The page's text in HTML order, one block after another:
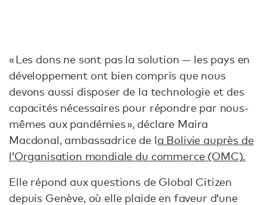
« Les dons ne sont pas la solution — les pays en
développement ont bien compris que nous
devons aussi disposer de la technologie et des
capacités nécessaires pour répondre par nous-
mêmes aux pandémies », déclare Maira
Macdonal, ambassadrice de la Bolivie auprès de
l’Organisation mondiale du commerce (OMC).
Elle répond aux questions de Global Citizen
depuis Genève, où elle plaide en faveur d’une